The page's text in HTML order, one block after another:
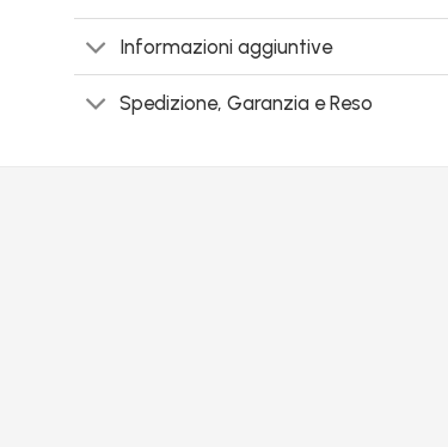
Informazioni aggiuntive
Spedizione, Garanzia e Reso